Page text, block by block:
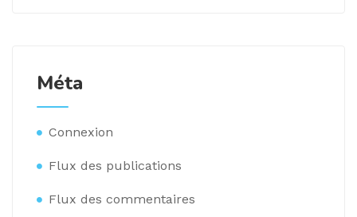
Méta
Connexion
Flux des publications
Flux des commentaires